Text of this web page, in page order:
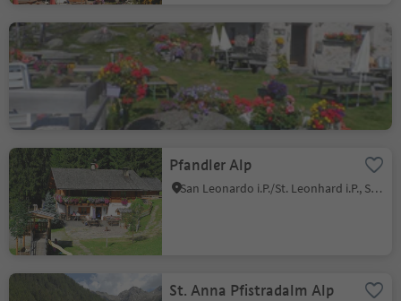
Faglsalm Alp
Magdfeld/Magdfeld, Riffian/Rifiano, Meran/Merano and environs
Pfandler Alp
San Leonardo i.P./St. Leonhard i.P., St.Leonhard in Passeier/San Leonardo in Passiria, Meran/Merano and environs
St. Anna Pfistradalm Alp